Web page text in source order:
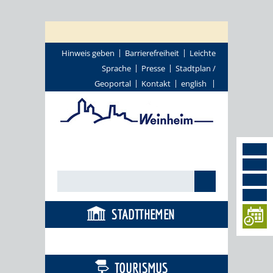
Hinweis geben Barrierefreiheit
Leichte
Sprache
Presse
Stadtplan /
Geoportal
Kontakt english
STADTTHEMEN
TOURISMUS